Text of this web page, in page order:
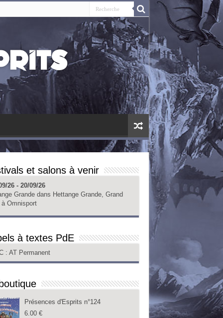
et salons à venir
26 - 20/09/26
Grande dans Hettange Grande, Grand
à Omnisport
à textes PdE
: AT Permanent
Présences d'Esprits n°124
6.00 €